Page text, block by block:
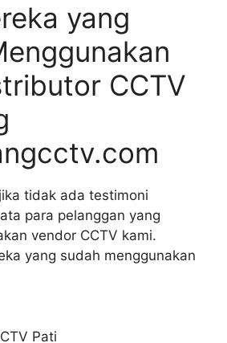
yang
CCTV
tidak ada testimoni
para pelanggan yang
vendor CCTV kami.
yang sudah menggunakan